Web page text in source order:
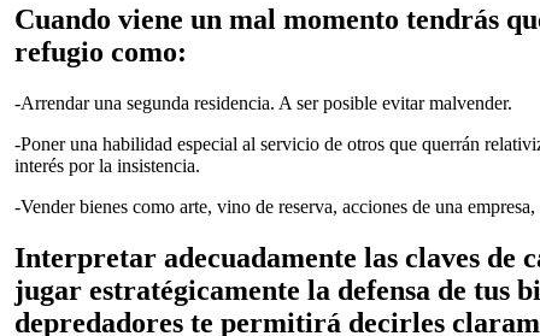
Cuando viene un mal momento tendrás
refugio como:
-Arrendar una segunda residencia. A ser posible evitar malvender.
-Poner una habilidad especial al servicio de otros que querrán
interés por la insistencia.
-Vender bienes como arte, vino de reserva, acciones de una
Interpretar adecuadamente las claves de
jugar estratégicamente la defensa de tus
depredadores te permitirá decirles